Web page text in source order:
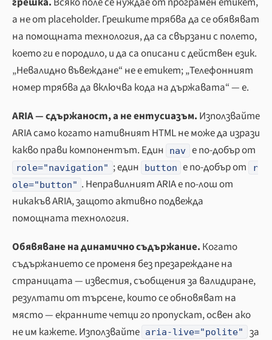
а не от placeholder. Грешките трябва да се обявяват
на помощната технология, да са свързани с полето,
което ги е породило, и да са описани с действен език.
„Невалидно въвеждане“ не е етикет; „Телефонният
номер трябва да включва кода на държавата“ — е.
ARIA — сдържаност, а не ентусиазъм. Използвайте
ARIA само когато нативният HTML не може да изрази
какво прави компонентът. Един
nav е по-добър от
role="navigation" ; един button е по-добър от
r
ole="button" . Неправилният ARIA е по-лош от
никакъв ARIA, защото активно подвежда
помощната технология.
Обявяване на динамично съдържание. Когато
съдържанието се променя без презареждане на
страницата — известия, съобщения за валидиране,
резултати от търсене, които се обновяват на
място — екранните четци го пропускат, освен ако
не им кажете. Използвайте aria-live="polite"
за